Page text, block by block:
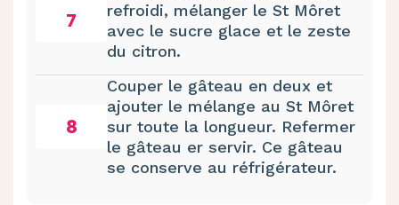
7
refroidi, mélanger le St Môret
avec le sucre glace et le zeste
du citron.
8
Couper le gâteau en deux et
ajouter le mélange au St Môret
sur toute la longueur. Refermer
le gâteau er servir. Ce gâteau
se conserve au réfrigérateur.